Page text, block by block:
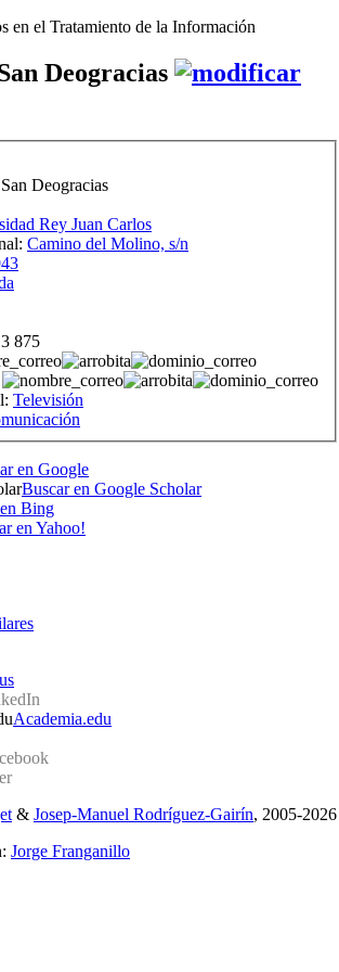
en el Tratamiento de la Información
Deogracias
Deogracias
Rey Juan Carlos
Camino del Molino, s/n
875
Televisión
en Google
Buscar en Google Scholar
Bing
en Yahoo!
Academia.edu
& Josep-Manuel Rodríguez-Gairín, 2005-2026
Jorge Franganillo